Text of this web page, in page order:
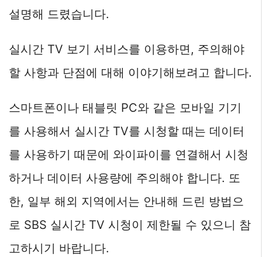
설명해 드렸습니다.
실시간 TV 보기 서비스를 이용하면, 주의해야
할 사항과 단점에 대해 이야기해보려고 합니다.
스마트폰이나 태블릿 PC와 같은 모바일 기기
를 사용해서 실시간 TV를 시청할 때는 데이터
를 사용하기 때문에 와이파이를 연결해서 시청
하거나 데이터 사용량에 주의해야 합니다. 또
한, 일부 해외 지역에서는 안내해 드린 방법으
로 SBS 실시간 TV 시청이 제한될 수 있으니 참
고하시기 바랍니다.